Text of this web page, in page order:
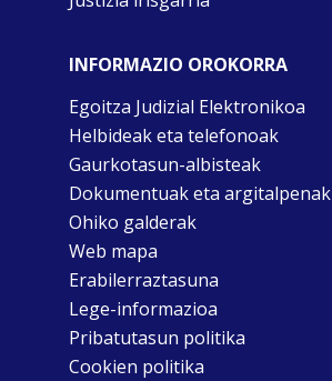
INFORMAZIO OROKORRA
Egoitza Judizial Elektronikoa
Helbideak eta telefonoak
Gaurkotasun-albisteak
Dokumentuak eta argitalpenak
Ohiko galderak
Web mapa
Erabilerraztasuna
Lege-informazioa
Pribatutasun politika
Cookien politika